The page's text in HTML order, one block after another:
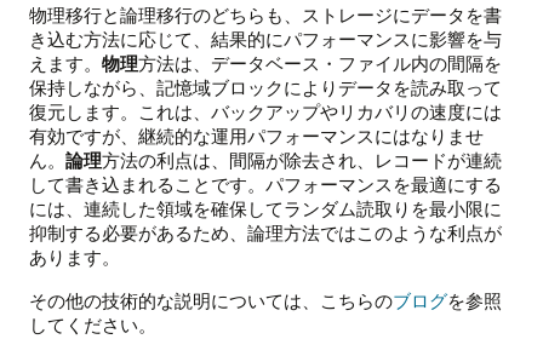
物理移行と論理移行のどちらも、ストレージにデータを書
き込む方法に応じて、結果的にパフォーマンスに影響を与
えます。 物理方法は、データベース・ファイル内の間隔を
保持しながら、記憶域ブロックによりデータを読み取って
復元します。これは、バックアップやリカバリの速度には
有効ですが、継続的な運用パフォーマンスにはなりませ
ん。 論理方法の利点は、間隔が除去され、レコードが連続
して書き込まれることです。パフォーマンスを最適にする
には、連続した領域を確保してランダム読取りを最小限に
抑制する必要があるため、論理方法ではこのような利点が
あります。
その他の技術的な説明については、こちらのブログを参照
してください。